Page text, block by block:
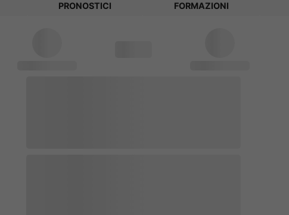
PRONOSTICI FORMAZIONI